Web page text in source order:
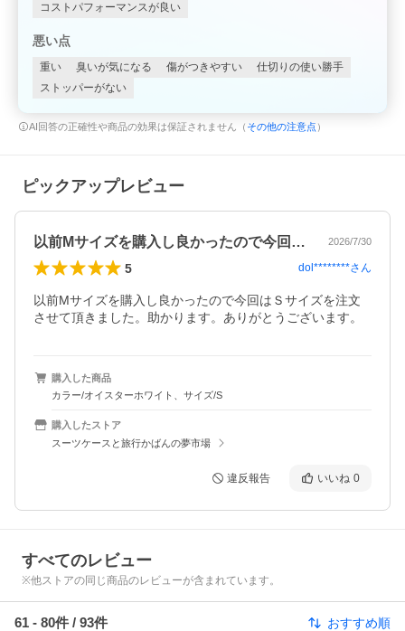
コストパフォーマンスが良い
悪い点
重い 臭いが気になる 傷がつきやすい
仕切りの使い勝手
ストッパーがない
AI回答の正確性や商品の効果は保証されません（ その他の注意点 ）
ピックアップレビュー
以前Mサイズを購入し良かったので今回は… 2026/7/30
5 dol********さん
以前Mサイズを購入し良かったので今回はＳサイズを注文
させて頂きました。助かります。ありがとうございます。
購入した商品
カラー/オイスターホワイト、サイズ/S
購入したストア
スーツケースと旅行かばんの夢市場
違反報告 いいね 0
すべてのレビュー
※他ストアの同じ商品のレビューが含まれています。
61 - 80件 / 93件 おすすめ順